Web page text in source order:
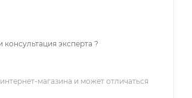
эксперта ?
магазина и может отличаться